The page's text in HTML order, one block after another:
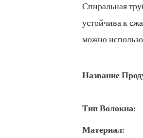
Спиральная
устойчива к
можно
Название
Тип Волокна:
Материал: